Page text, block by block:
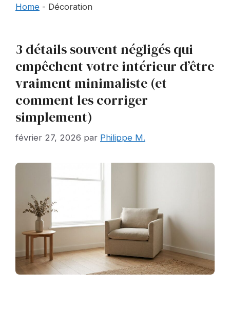
Home - Décoration
3 détails souvent négligés qui
empêchent votre intérieur d’être
vraiment minimaliste (et
comment les corriger
simplement)
février 27, 2026 par Philippe M.